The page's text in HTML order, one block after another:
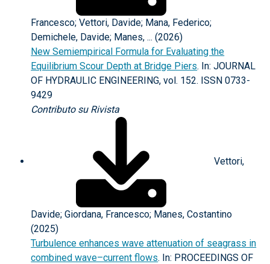
Francesco; Vettori, Davide; Mana, Federico;
Demichele, Davide; Manes, ... (2026)
New Semiempirical Formula for Evaluating the
Equilibrium Scour Depth at Bridge Piers. In: JOURNAL
OF HYDRAULIC ENGINEERING, vol. 152. ISSN 0733-
9429
Contributo su Rivista
Vettori,
Davide; Giordana, Francesco; Manes, Costantino
(2025)
Turbulence enhances wave attenuation of seagrass in
combined wave–current flows. In: PROCEEDINGS OF